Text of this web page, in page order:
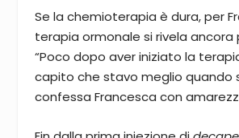
Se la chemioterapia è dura, per
terapia ormonale si rivela ancora
“Poco dopo aver iniziato la
capito che stavo meglio quando
confessa Francesca con